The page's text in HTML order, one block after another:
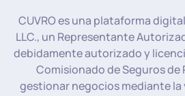
CUVRO es una plataforma
LLC., un Representante
debidamente autorizado y
Comisionado de Seguros de
gestionar negocios mediante la